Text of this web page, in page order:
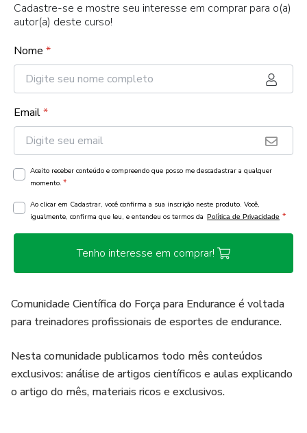
Cadastre-se e mostre seu interesse em comprar para o(a)
autor(a) deste curso!
Nome *
Email*
Aceito receber conteúdo e compreendo que posso me descadastrar a qualquer
momento. *
Ao clicar em Cadastrar, você confirma a sua inscrição neste produto. Você,
igualmente, confirma que leu, e entendeu os termos da Política de Privacidade *
Tenho interesse em comprar!
Comunidade Científica do Força para Endurance é voltada
para treinadores profissionais de esportes de endurance.
Nesta comunidade publicamos todo mês conteúdos
exclusivos: análise de artigos científicos e aulas explicando
o artigo do mês, materiais ricos e exclusivos.